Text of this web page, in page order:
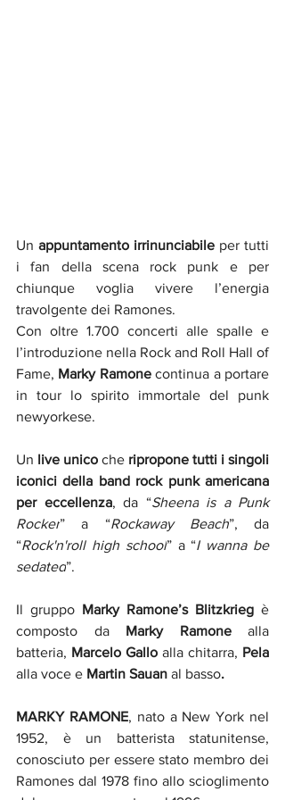
Un appuntamento irrinunciabile per tutti
i fan della scena rock punk e per
chiunque voglia vivere l’energia
travolgente dei Ramones.
Con oltre 1.700 concerti alle spalle e
l’introduzione nella Rock and Roll Hall of
Fame, Marky Ramone continua a portare
in tour lo spirito immortale del punk
newyorkese.
Un live unico che ripropone tutti i singoli
iconici della band rock punk americana
per eccellenza, da “Sheena is a Punk
Rocker” a “Rockaway Beach”, da
“Rock'n'roll high school” a “I wanna be
sedated”.
Il gruppo Marky Ramone’s Blitzkrieg è
composto da Marky Ramone alla
batteria, Marcelo Gallo alla chitarra,
alla voce e Martin Sauan al basso.
MARKY RAMONE, nato a New York nel
1952, è un batterista statunitense,
conosciuto per essere stato membro dei
Ramones dal 1978 fino allo scioglimento